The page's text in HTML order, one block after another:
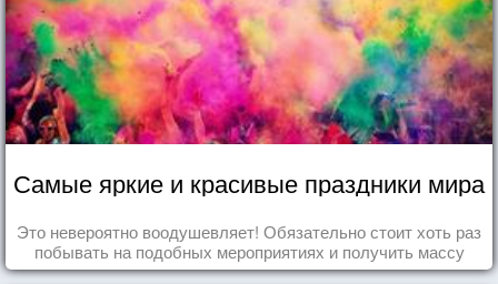
Самые яркие и красивые праздники мира
Это невероятно воодушевляет! Обязательно стоит хоть раз
побывать на подобных мероприятиях и получить массу
впечатлений!